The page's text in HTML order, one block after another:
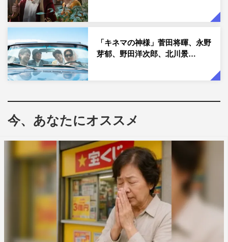
永野芽郁が来ると高級ゲーム機を当てるという認識を確立
したい」と息巻く永野。そんな2人からは驚きの商品だけ
でなく、2人が出演している公開中の映画「キネマの神
様」撮影時の（秘）エピソードも飛び出す。
さらに、放送日の翌日、8月10日はKis-My-Ft2のCDデビュ
キスマイにサプライズのお祝いも。スタジオにくす玉を仕
込んでの華やかなお祝いに、キスマイも「うれしい！」と
ろ、藤ヶ谷の熱量たっぷりの回答が物議を醸すことにな
る。
『帰れマンデー見っけ隊!!＆10万円でできるかな 合体3
時間SP』
テレビ朝日系
2021年8月9日（月）後6・45～9・48 ほか
「キネマの神様」菅田将暉、永野
芽郁、野田洋次郎、北川景…
今、あなたにオススメ